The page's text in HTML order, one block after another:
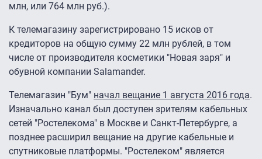
млн, или 764 млн руб.).
К телемагазину зарегистрировано 15 исков от
кредиторов на общую сумму 22 млн рублей, в том
числе от производителя косметики "Новая заря" и
обувной компании Salamander.
Телемагазин "Бум" начал вещание 1 августа 2016 года.
Изначально канал был доступен зрителям кабельных
сетей "Ростелекома" в Москве и Санкт-Петербурге, а
позднее расширил вещание на другие кабельные и
спутниковые платформы. "Ростелеком" является